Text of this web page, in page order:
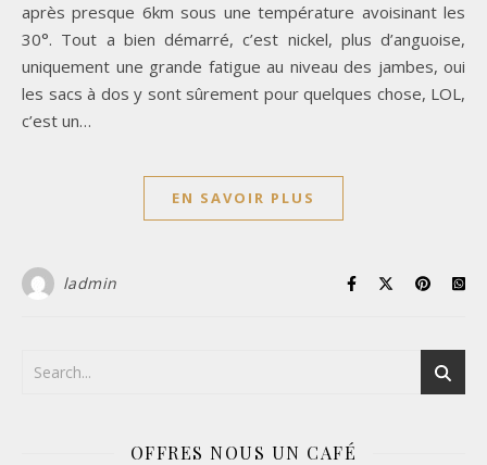
après presque 6km sous une température avoisinant les
30°. Tout a bien démarré, c’est nickel, plus d’anguoise,
uniquement une grande fatigue au niveau des jambes, oui
les sacs à dos y sont sûrement pour quelques chose, LOL,
c’est un…
EN SAVOIR PLUS
ladmin
OFFRES NOUS UN CAFÉ